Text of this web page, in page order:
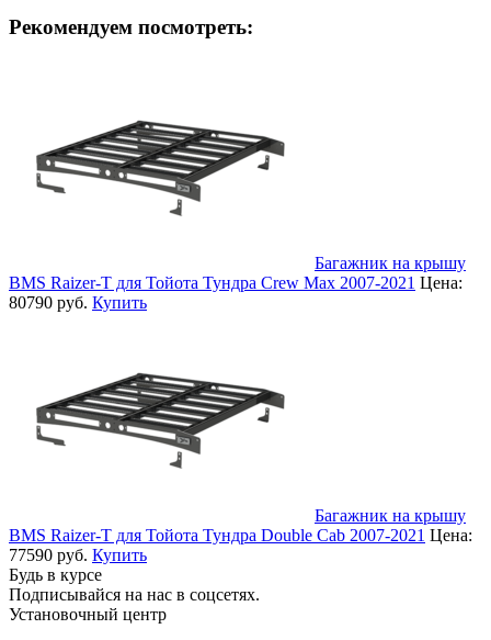
Рекомендуем посмотреть:
Багажник на крышу
BMS Raizer-T для Тойота Тундра Crew Max 2007-2021 Цена:
80790 руб. Купить
Багажник на крышу
BMS Raizer-T для Тойота Тундра Double Cab 2007-2021 Цена:
77590 руб. Купить
Будь в курсе
Подписывайся на нас в соцсетях.
Установочный центр